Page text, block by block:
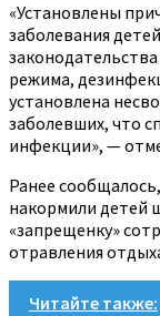
«Установлены
заболевания
режима,
установлена
заболевших, что
инфекции», —
Ранее
накормили детей
«запрещенку»
отравления
Читайте также: